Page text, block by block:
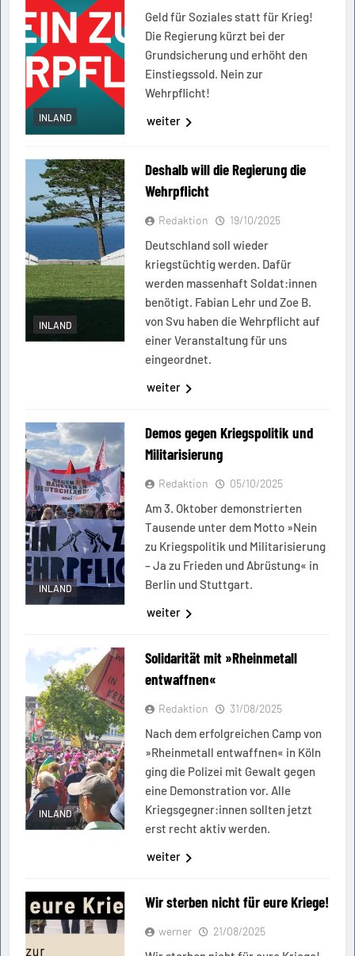
INLAND
Geld für Soziales statt für Krieg!
Die Regierung kürzt bei der
Grundsicherung und erhöht den
Einstiegssold. Nein zur
Wehrpflicht!
weiter
INLAND
Deshalb will die Regierung die
Wehrpflicht
Redaktion 19/10/2025
Deutschland soll wieder
kriegstüchtig werden. Dafür
werden massenhaft Soldat:innen
benötigt. Fabian Lehr und Zoe B.
von Svu haben die Wehrpflicht auf
einer Veranstaltung für uns
eingeordnet.
weiter
INLAND
Demos gegen Kriegspolitik und
Militarisierung
Redaktion 05/10/2025
Am 3. Oktober demonstrierten
Tausende unter dem Motto »Nein
zu Kriegspolitik und Militarisierung
– Ja zu Frieden und Abrüstung« in
Berlin und Stuttgart.
weiter
INLAND
Solidarität mit »Rheinmetall
entwaffnen«
Redaktion 31/08/2025
Nach dem erfolgreichen Camp von
»Rheinmetall entwaffnen« in Köln
ging die Polizei mit Gewalt gegen
eine Demonstration vor. Alle
Kriegsgegner:innen sollten jetzt
erst recht aktiv werden.
weiter
Wir sterben nicht für eure Kriege!
werner 21/08/2025